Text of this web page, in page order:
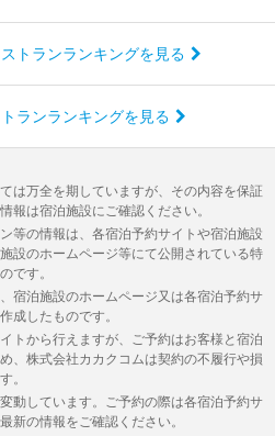
トランランキングを見る
ランランキングを見る
は万全を期していますが、その内容を保証
報は宿泊施設にご確認ください。
等の情報は、各宿泊予約サイトや宿泊施設
設のホームページ等にて公開されている特
です。
宿泊施設のホームページ又は各宿泊予約サ
成したものです。
トから行えますが、ご予約はお客様と宿泊
、株式会社カカクコムは契約の不履行や損
。
動しています。ご予約の際は各宿泊予約サ
新の情報をご確認ください。